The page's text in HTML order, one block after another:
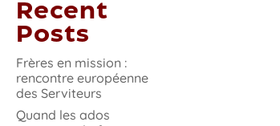
Recent
Posts
Frères en mission :
rencontre européenne
des Serviteurs
Quand les ados